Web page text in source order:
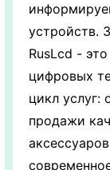
устройств.
RusLcd -
цифровых
цикл услуг:
продажи